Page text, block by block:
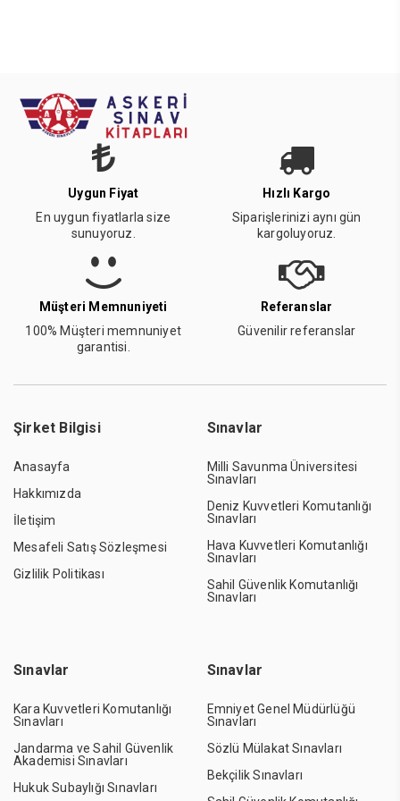
Uygun Fiyat
En uygun fiyatlarla size
sunuyoruz.
Hızlı Kargo
Siparişlerinizi aynı gün
kargoluyoruz.
Müşteri Memnuniyeti
100% Müşteri memnuniyet
garantisi.
Referanslar
Güvenilir referanslar
Şirket Bilgisi
Anasayfa
Hakkımızda
İletişim
Mesafeli Satış Sözleşmesi
Gizlilik Politikası
Sınavlar
Milli Savunma Üniversitesi
Sınavları
Deniz Kuvvetleri Komutanlığı
Sınavları
Hava Kuvvetleri Komutanlığı
Sınavları
Sahil Güvenlik Komutanlığı
Sınavları
Sınavlar
Kara Kuvvetleri Komutanlığı
Sınavları
Jandarma ve Sahil Güvenlik
Akademisi Sınavları
Hukuk Subaylığı Sınavları
Sınavlar
Emniyet Genel Müdürlüğü
Sınavları
Sözlü Mülakat Sınavları
Bekçilik Sınavları